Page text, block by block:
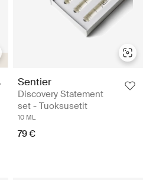
Sentier
Discovery Statement
set - Tuoksusetit
10 ML
79 €